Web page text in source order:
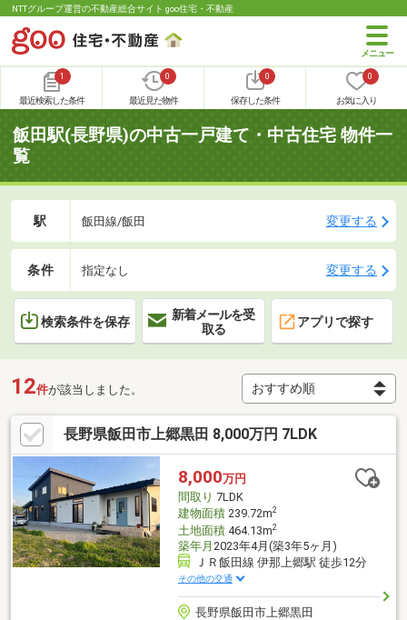
NTTグループ運営の不動産総合サイト goo住宅・不動産
1
最近検索した条件
0
最近見た物件
0
保存した条件
0
お気に入り
飯田駅(長野県)の中古一戸建て・中古住宅 物件一
覧
駅 飯田線/飯田 変更する
条件 指定なし 変更する
検索条件を保存
新着メールを受
取る
アプリで探す
12件が該当しました。
長野県飯田市上郷黒田 8,000万円 7LDK
8,000万円
間取り 7LDK
建物面積239.72m2
土地面積464.13m2
築年月 2023年4月(築3年5ヶ月)
ＪＲ飯田線 伊那上郷駅 徒歩12分
その他の交通
長野県飯田市上郷黒田